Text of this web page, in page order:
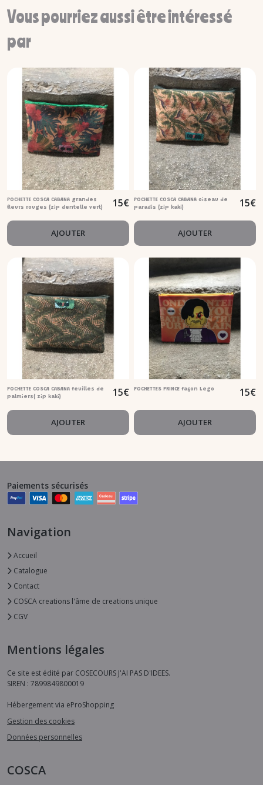
Vous pourriez aussi être intéressé
par
POCHETTE COSCA CABANA grandes
fleurs rouges (zip dentelle vert)
15€
AJOUTER
POCHETTE COSCA CABANA oiseau de
paradis (zip kaki)
15€
AJOUTER
POCHETTE COSCA CABANA feuilles de
palmiers( zip kaki)
15€
AJOUTER
POCHETTES PRINCE façon Lego 15€
AJOUTER
Paiements sécurisés
Navigation
Accueil
Catalogue
Contact
COSCA creations l'âme de creations unique
CGV
Mentions légales
Ce site est édité par COSECOURS J'AI PAS D'IDEES.
SIREN : 7899849800019
Hébergement via eProShopping
Gestion des cookies
Données personnelles
COSCA